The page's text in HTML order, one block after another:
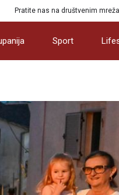
Pratite nas na društvenim
Sport